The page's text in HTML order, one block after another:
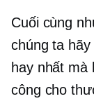
Cuối cùng
chúng ta
hay nhất mà
công cho